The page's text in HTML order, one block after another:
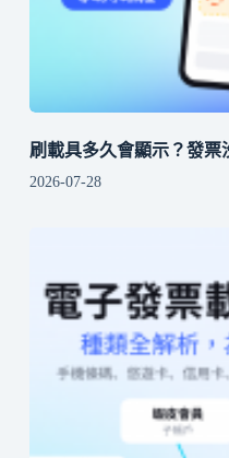
刷載具多久會顯示？發票
2026-07-28